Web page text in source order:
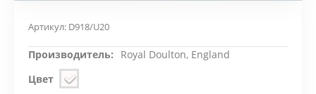
Артикул: D918/U20
Производитель:
Royal Doulton, England
Цвет